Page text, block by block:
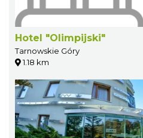
Hotel "Olimpijski"
Tarnowskie Góry
1.18 km